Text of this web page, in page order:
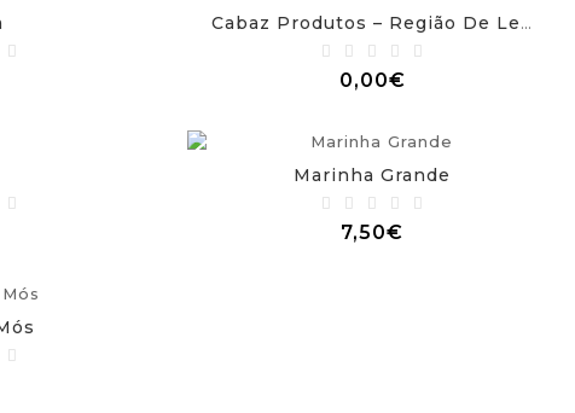
Cabaz Produtos – Região De Leiria
0,00€
Marinha Grande
7,50€